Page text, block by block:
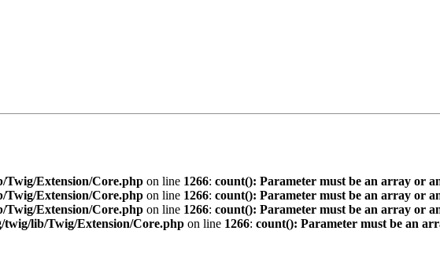
Extension/Core.php on line 1266: count(): Parameter must be an array or
Extension/Core.php on line 1266: count(): Parameter must be an array or
Extension/Core.php on line 1266: count(): Parameter must be an array or
lib/Twig/Extension/Core.php on line 1266: count(): Parameter must be an